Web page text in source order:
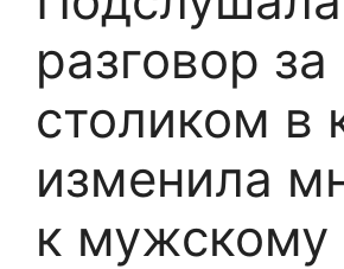
разговор за
столиком в
изменила
к мужскому